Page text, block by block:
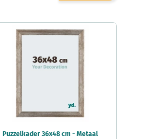
Puzzelkader 36x48 cm - Metaal